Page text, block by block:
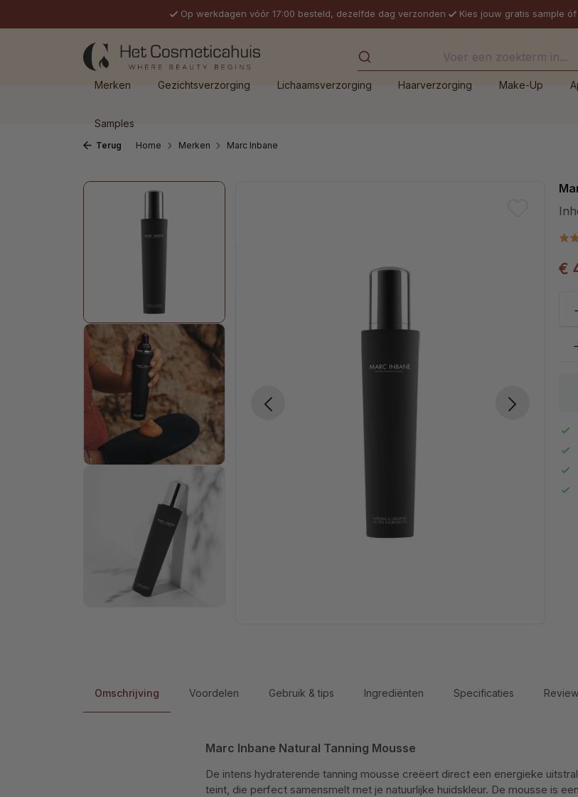
Op werkdagen vóór 17:00 besteld, dezelfde dag verzonden Kies jouw gratis sample
Merken Gezichtsverzorging Lichaamsverzorging Haarverzorging Make-Up
Samples
Terug Home Merken Marc Inbane
Afbeeldingengalerij overslaan
€
Omschrijving Voordelen Gebruik & tips Ingrediënten Specificaties
Marc Inbane Natural Tanning Mousse
De intens hydraterende tanning mousse creëert direct een energieke
teint, die perfect samensmelt met je natuurlijke huidskleur. De mousse is